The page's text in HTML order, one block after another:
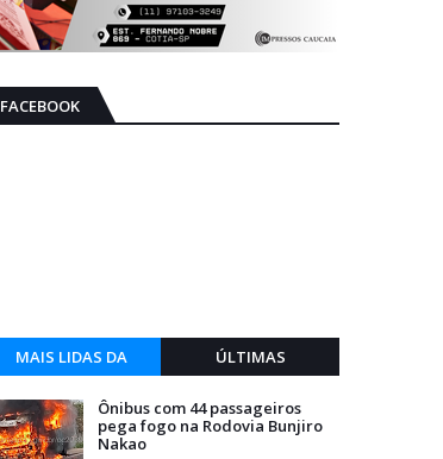
FACEBOOK
MAIS LIDAS DA
SEMANA
ÚLTIMAS
Ônibus com 44 passageiros
pega fogo na Rodovia Bunjiro
Nakao